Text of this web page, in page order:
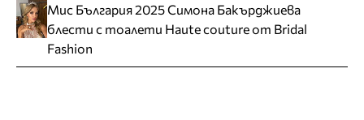
Мис България 2025 Симона Бакърджиева
блести с тоалети Haute couture от Bridal
Fashion